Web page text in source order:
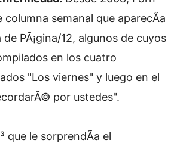
semanal que aparecÃ­a
PÃ¡gina/12, algunos de cuyos
en los cuatro
"Los viernes" y luego en el
por ustedes".
que le sorprendÃ­a el